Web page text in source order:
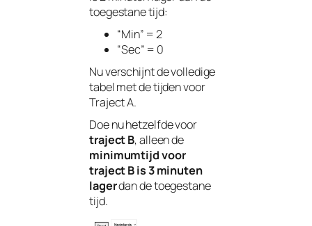
toegestane tijd:
“Min” = 2
“Sec” = 0
Nu verschijnt de volledige
tabel met de tijden voor
Traject A.
Doe nu hetzelfde voor
traject B, alleen de
minimumtijd voor
traject B is 3 minuten
lagerdan de toegestane
tijd.